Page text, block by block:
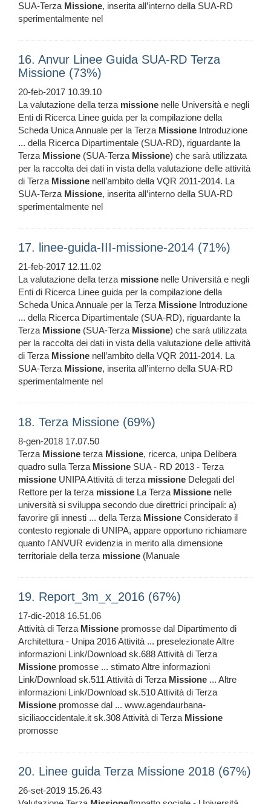
SUA-Terza Missione, inserita all’interno della SUA-RD
sperimentalmente nel
16. Anvur Linee Guida SUA-RD Terza
Missione (73%)
20-feb-2017 10.39.10
La valutazione della terza missione nelle Università e negli
Enti di Ricerca Linee guida per la compilazione della
Scheda Unica Annuale per la Terza Missione Introduzione
... della Ricerca Dipartimentale (SUA-RD), riguardante la
Terza Missione (SUA-Terza Missione) che sarà utilizzata
per la raccolta dei dati in vista della valutazione delle attività
di Terza Missione nell’ambito della VQR 2011-2014. La
SUA-Terza Missione, inserita all’interno della SUA-RD
sperimentalmente nel
17. linee-guida-III-missione-2014 (71%)
21-feb-2017 12.11.02
La valutazione della terza missione nelle Università e negli
Enti di Ricerca Linee guida per la compilazione della
Scheda Unica Annuale per la Terza Missione Introduzione
... della Ricerca Dipartimentale (SUA-RD), riguardante la
Terza Missione (SUA-Terza Missione) che sarà utilizzata
per la raccolta dei dati in vista della valutazione delle attività
di Terza Missione nell’ambito della VQR 2011-2014. La
SUA-Terza Missione, inserita all’interno della SUA-RD
sperimentalmente nel
18. Terza Missione (69%)
8-gen-2018 17.07.50
Terza Missione terza Missione, ricerca, unipa Delibera
quadro sulla Terza Missione SUA - RD 2013 - Terza
missione UNIPA Attività di terza missione Delegati del
Rettore per la terza missione La Terza Missione nelle
università si sviluppa secondo due direttrici principali: a)
favorire gli innesti ... della Terza Missione Considerato il
contesto regionale di UNIPA, appare opportuno richiamare
quanto l'ANVUR evidenzia in merito alla dimensione
territoriale della terza missione (Manuale
19. Report_3m_x_2016 (67%)
17-dic-2018 16.51.06
Attività di Terza Missione promosse dal Dipartimento di
Architettura - Unipa 2016 Attività ... preselezionate Altre
informazioni Link/Download sk.688 Attività di Terza
Missione promosse ... stimato Altre informazioni
Link/Download sk.511 Attività di Terza Missione ... Altre
informazioni Link/Download sk.510 Attività di Terza
Missione promosse dal ... www.agendaurbana-
siciliaoccidentale.it sk.308 Attività di Terza Missione
promosse
20. Linee guida Terza Missione 2018 (67%)
26-set-2019 15.26.43